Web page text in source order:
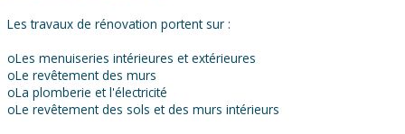
Les travaux de rénovation portent sur :
oLes menuiseries intérieures et extérieures
oLe revêtement des murs
oLa plomberie et l'électricité
oLe revêtement des sols et des murs intérieurs